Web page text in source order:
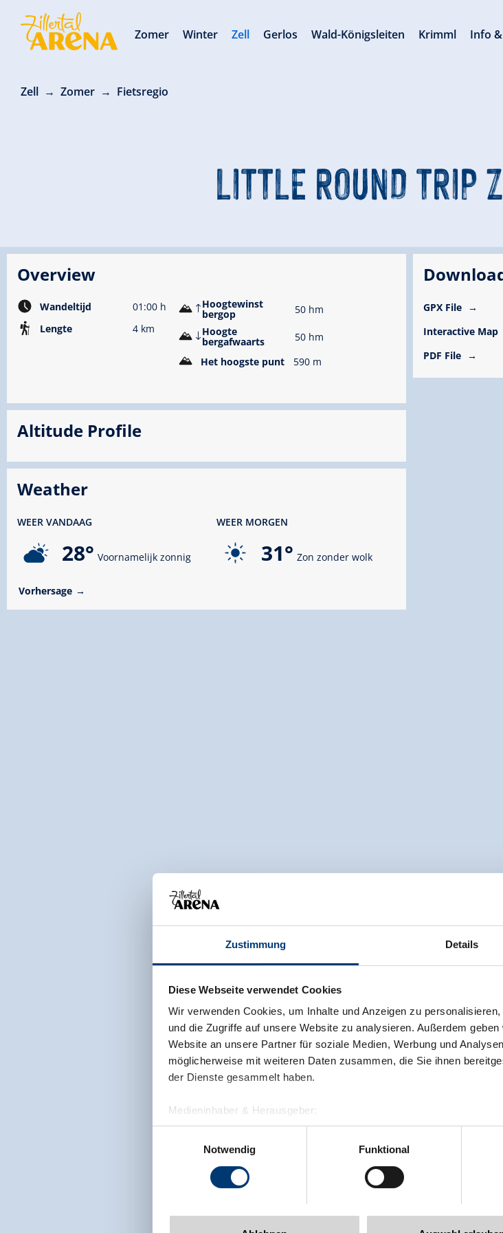
Zustimmung Details
Diese Webseite verwendet Cookies
Wir verwenden Cookies, um Inhalte und Anzeigen zu
und die Zugriffe auf unsere Website zu analysieren. Außerdem
Website an unsere Partner für soziale Medien, Werbung und
möglicherweise mit weiteren Daten zusammen, die Sie ihnen
der Dienste gesammelt haben.
Medieninhaber & Herausgeber:
Zeller Bergbahnen Zillertal GmbH & Co KG
Rohr 23// A-6280 Zell am Ziller
www.zillertalarena.com
Notwendig
Funktional
Zell Zomer Fietsregio
LITTLE ROUND TRIP
Overview
Wandeltijd
01:00 h
Lengte
4 km
Hoogtewinst
bergop
50 hm
Hoogte
bergafwaarts
50 hm
Het hoogste punt
590 m
Altitude Profile
Weather
WEER VANDAAG
28° Voornamelijk zonnig
WEER MORGEN
31° Zon zonder wolk
Vorhersage
GPX File
Interactive Map
PDF File
Zomer Winter Zell Gerlos Wald-Königsleiten Krimml Info